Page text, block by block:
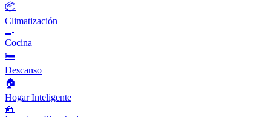
📦
Climatización
🍳
Cocina
🛏️
Descanso
🏠
Hogar Inteligente
🧺